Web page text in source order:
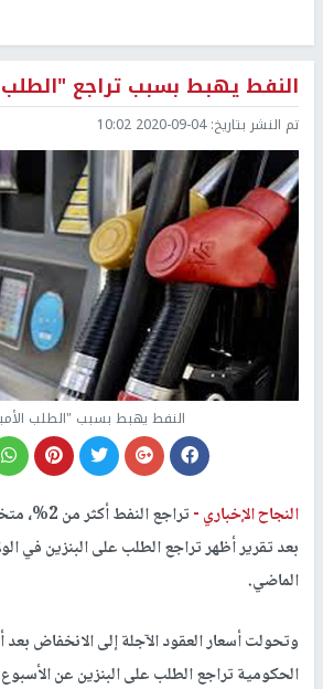
النفط يهبط بسبب تراجع
تم النشر بتاريخ:2020-09-04 10:02
النفط يهبط بسبب "الطلب
النجاح الإخباري -
تراجع
بعد تقرير أظهر تراجع الطلب على البنزين في
الماضي.
وتحولت أسعار العقود الآجلة إلى الانخفاض بعد
الحكومية تراجع الطلب على البنزين عن